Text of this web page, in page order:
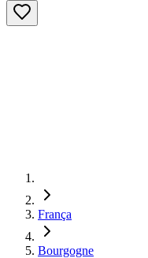
França
Bourgogne